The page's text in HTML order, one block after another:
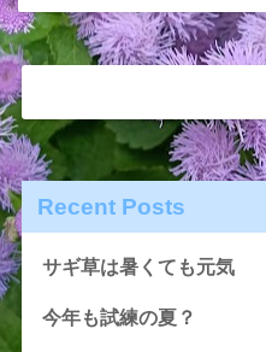
Recent Posts
サギ草は暑くても元気
今年も試練の夏？